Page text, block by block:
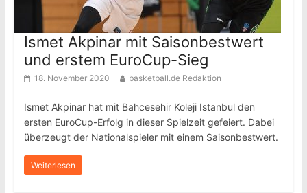
Ismet Akpinar mit Saisonbestwert
und erstem EuroCup-Sieg
18. November 2020 basketball.de Redaktion
Ismet Akpinar hat mit Bahcesehir Koleji Istanbul den
ersten EuroCup-Erfolg in dieser Spielzeit gefeiert. Dabei
überzeugt der Nationalspieler mit einem Saisonbestwert.
Weiterlesen